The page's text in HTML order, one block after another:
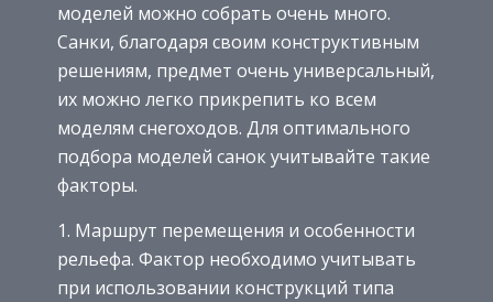
моделей можно собрать очень много.
Санки, благодаря своим конструктивным
решениям, предмет очень универсальный,
их можно легко прикрепить ко всем
моделям снегоходов. Для оптимального
подбора моделей санок учитывайте такие
факторы.
Маршрут перемещения и особенности
рельефа. Фактор необходимо учитывать
при использовании конструкций типа